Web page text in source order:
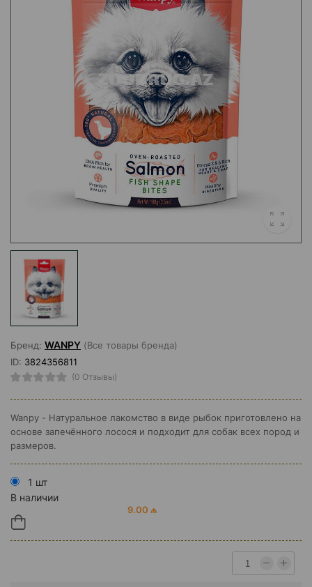
Бренд: WANPY (Все товары бренда)
ID: 3824356811
(0 Отзывы)
Wanpy - Натуральное лакомство в виде рыбок приготовлено на
основе запечённого лосося и подходит для собак всех пород и
размеров.
1 шт
В наличии
9.00 ₼